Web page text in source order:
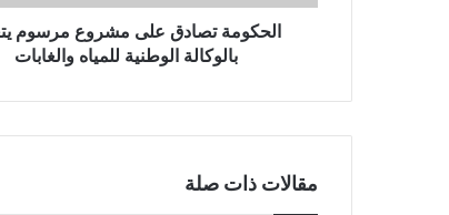
ن
الحكومة تصادق على مشروع مرسوم
بالوكالة الوطنية للمياه والغابات
مقالات ذات صلة